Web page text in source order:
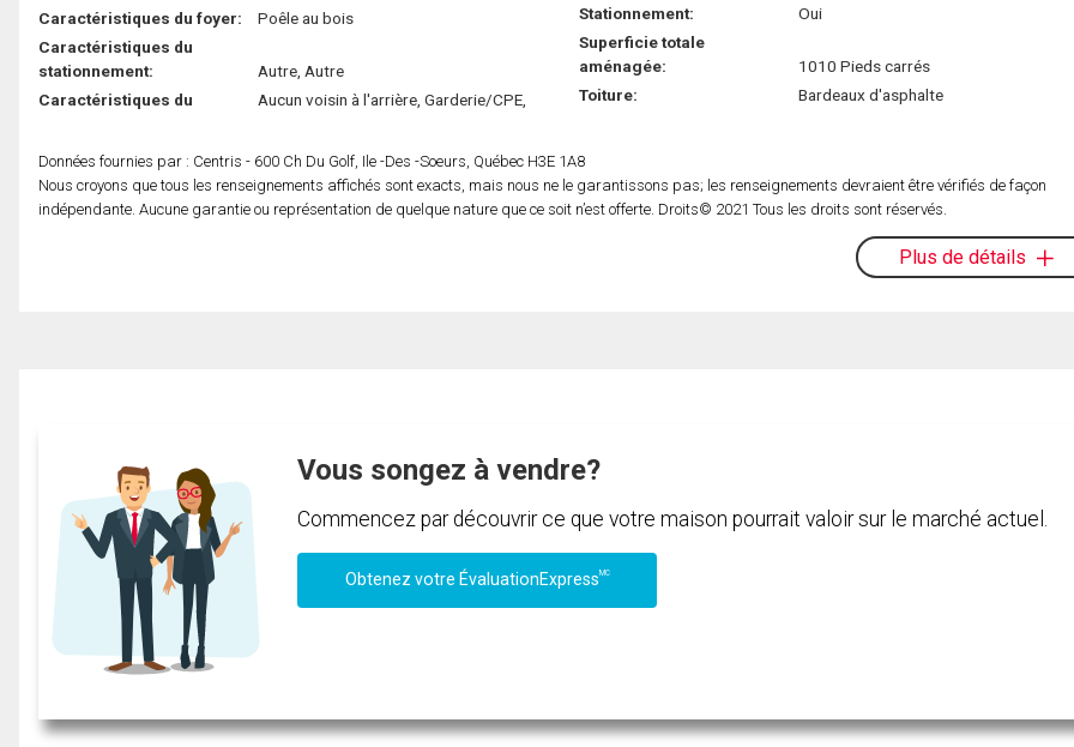
Caractéristiques du foyer:
Poêle au bois
Caractéristiques du
stationnement:
Autre, Autre
Caractéristiques du
Aucun voisin à l'arrière, Garderie/CPE,
Stationnement:
Oui
Superficie totale
aménagée:
1010 Pieds carrés
Toiture:
Bardeaux d'asphalte
Données fournies par : Centris - 600 Ch Du Golf, Ile -Des -Soeurs, Québec H3E 1A8
Nous croyons que tous les renseignements affichés sont exacts, mais nous ne le garantissons pas; les renseignements devraient être vérifiés de façon
indépendante. Aucune garantie ou représentation de quelque nature que ce soit n’est offerte. Droits© 2021 Tous les droits sont réservés.
Plus de détails
Vous songez à vendre?
Commencez par découvrir ce que votre maison pourrait valoir sur le marché actuel.
Obtenez votre ÉvaluationExpressMC